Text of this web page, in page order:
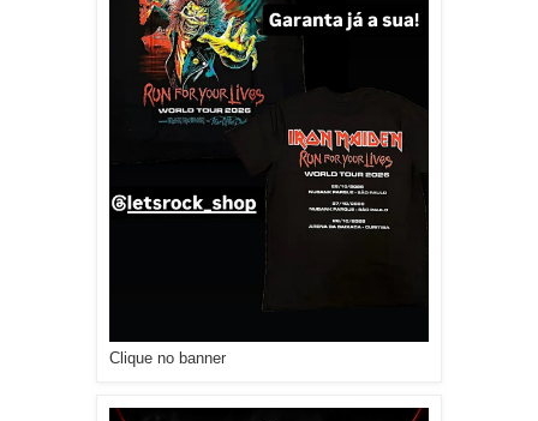
Clique no banner